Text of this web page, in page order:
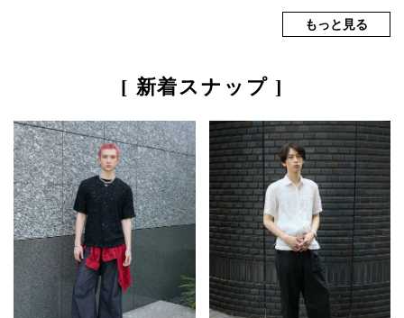
[ 新着スナップ ]